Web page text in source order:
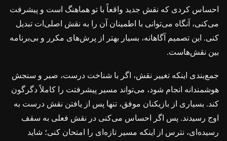
احساس کردی که نقش جدید واقعاً با تو هماهنگ است و پیشرفت
می‌کنی، آنگاه می‌توانی با اطمینان آن را به نقش اصلی‌ات تبدیل
کنی. این تصمیم آگاهانه، بسیار بهتر از پرش‌های مکرر و بی‌برنامه
بین نقش‌هاست.
جمع‌بندی اینکه تغییر نقش، اگر با شناخت درست، صبر و سنجش
هوشمندانه انجام شود، می‌تواند مسیر پیشرفتت را کاملاً دگرگون
کند. بسیاری از بازیکنان موفق، تنها پس از یافتن نقش درست به
اوج رسیدند. پس اگر احساس می‌کنی در نقش فعلی به سقف
رسیده‌ای، نترس از اینکه مسیر تازه‌ای را امتحان کنی؛ شاید